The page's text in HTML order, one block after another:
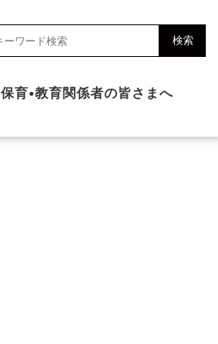
保育•教育関係者の皆さまへ
検索